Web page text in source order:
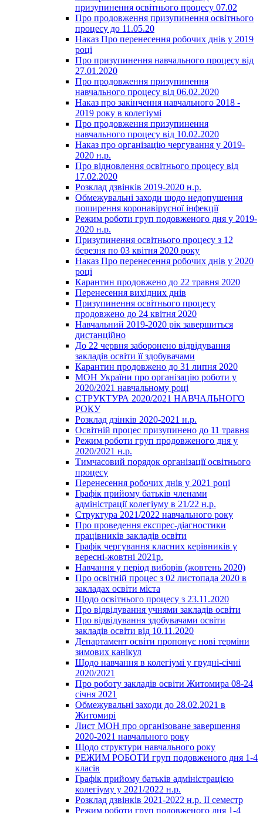
призупинення освітнього процесу 07.02
Про продовження призупинення освітнього
процесу до 11.05.20
Наказ Про перенесення робочих днів у 2019
році
Про призупинення навчального процесу від
27.01.2020
Про продовження призупинення
навчального процесу від 06.02.2020
Наказ про закінчення навчального 2018 -
2019 року в колегіумі
Про продовження призупинення
навчального процесу від 10.02.2020
Наказ про організацію чергування у 2019-
2020 н.р.
Про відновлення освітнього процесу від
17.02.2020
Розклад дзвінків 2019-2020 н.р.
Обмежувальні заходи щодо недопушення
поширення коронавірусної інфекції
Режим роботи груп подовженого дня у 2019-
2020 н.р.
Призупинення освітнього процесу з 12
березня по 03 квітня 2020 року
Наказ Про перенесення робочих днів у 2020
році
Карантин продовжено до 22 травня 2020
Перенесення вихідних днів
Призупинення освітнього процесу
продовжено до 24 квітня 2020
Навчальний 2019-2020 рік завершиться
дистанційно
До 22 червня заборонено відвідування
закладів освіти її здобувачами
Карантин продовжено до 31 липня 2020
МОН України про організацію роботи у
2020/2021 навчальному році
СТРУКТУРА 2020/2021 НАВЧАЛЬНОГО
РОКУ
Розклад дзінків 2020-2021 н.р.
Освітній процес призупинено до 11 травня
Режим роботи груп продовженого дня у
2020/2021 н.р.
Тимчасовий порядок організації освітнього
процесу
Перенесення робочих днів у 2021 році
Графік прийому батьків членами
адміністрації колегіуму в 21/22 н.р.
Структура 2021/2022 навчального року
Про проведення експрес-діагностики
працівників закладів освіти
Графік чергування класних керівників у
вересні-жовтні 2021р.
Навчання у період виборів (жовтень 2020)
Про освітній процес з 02 листопада 2020 в
закладах освіти міста
Щодо освітнього процесу з 23.11.2020
Про відвідування учнями закладів освіти
Про відвідування здобувачами освіти
закладів освіти від 10.11.2020
Департамент освіти пропонує нові терміни
зимових канікул
Щодо навчання в колегіумі у грудні-січні
2020/2021
Про роботу закладів освіти Житомира 08-24
січня 2021
Обмежувальні заходи до 28.02.2021 в
Житомирі
Лист МОН про організоване завершення
2020-2021 навчального року
Щодо структури навчального року
РЕЖИМ РОБОТИ груп подовженого дня 1-4
класів
Графік прийому батьків адміністрацією
колегіуму у 2021/2022 н.р.
Розклад дзвінків 2021-2022 н.р. ІІ семестр
Режим роботи груп подовженого дня 1-4